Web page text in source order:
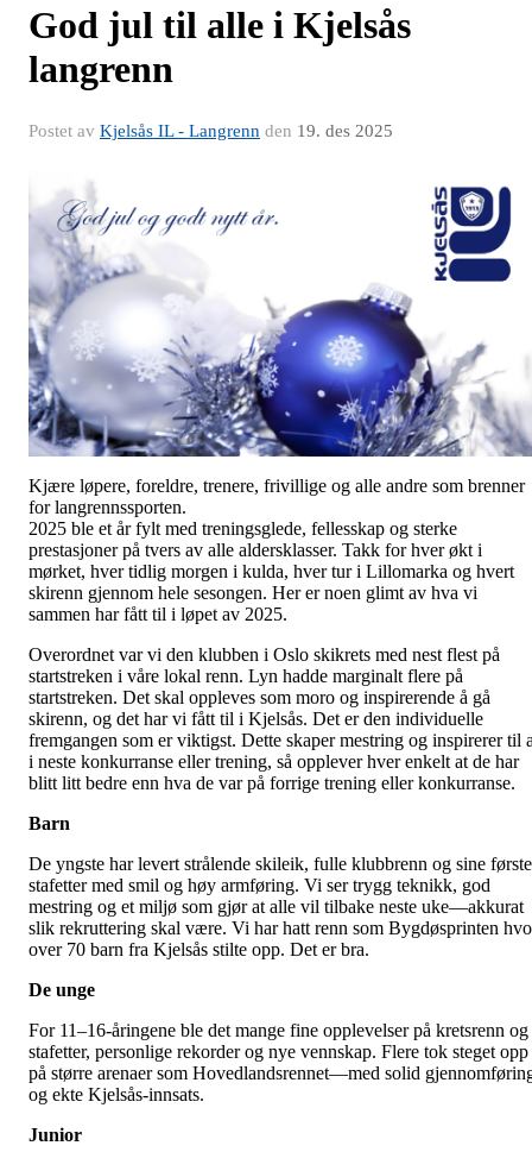
God jul til alle i Kjelsås
langrenn
Postet av Kjelsås IL - Langrenn den 19. des 2025
Kjære løpere, foreldre, trenere, frivillige og alle andre som brenner
for langrennssporten.
2025 ble et år fylt med treningsglede, fellesskap og sterke
prestasjoner på tvers av alle aldersklasser. Takk for hver økt i
mørket, hver tidlig morgen i kulda, hver tur i Lillomarka og hvert
skirenn gjennom hele sesongen. Her er noen glimt av hva vi
sammen har fått til i løpet av 2025.
Overordnet var vi den klubben i Oslo skikrets med nest flest på
startstreken i våre lokal renn. Lyn hadde marginalt flere på
startstreken. Det skal oppleves som moro og inspirerende å gå
skirenn, og det har vi fått til i Kjelsås. Det er den individuelle
fremgangen som er viktigst. Dette skaper mestring og inspirerer til
i neste konkurranse eller trening, så opplever hver enkelt at de har
blitt litt bedre enn hva de var på forrige trening eller konkurranse.
Barn
De yngste har levert strålende skileik, fulle klubbrenn og sine første
stafetter med smil og høy armføring. Vi ser trygg teknikk, god
mestring og et miljø som gjør at alle vil tilbake neste uke—akkurat
slik rekruttering skal være. Vi har hatt renn som Bygdøsprinten
over 70 barn fra Kjelsås stilte opp. Det er bra.
De unge
For 11–16-åringene ble det mange fine opplevelser på kretsrenn og
stafetter, personlige rekorder og nye vennskap. Flere tok steget opp
på større arenaer som Hovedlandsrennet—med solid
og ekte Kjelsås-innsats.
Junior